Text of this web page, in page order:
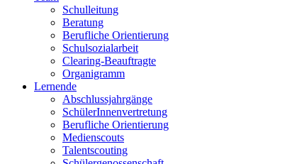
Schulleitung
Beratung
Berufliche Orientierung
Schulsozialarbeit
Clearing-Beauftragte
Organigramm
Lernende
Abschlussjahrgänge
SchülerInnenvertretung
Berufliche Orientierung
Medienscouts
Talentscouting